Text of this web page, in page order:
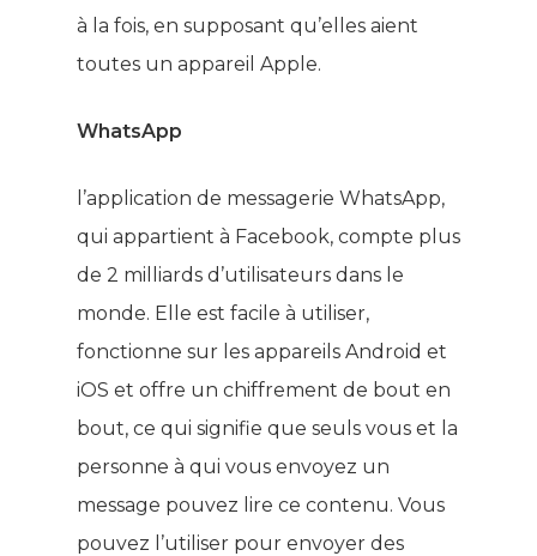
à la fois, en supposant qu’elles aient
toutes un appareil Apple.
WhatsApp
l’application de messagerie WhatsApp,
qui appartient à Facebook, compte plus
de 2 milliards d’utilisateurs dans le
monde. Elle est facile à utiliser,
fonctionne sur les appareils Android et
iOS et offre un chiffrement de bout en
bout, ce qui signifie que seuls vous et la
personne à qui vous envoyez un
message pouvez lire ce contenu. Vous
pouvez l’utiliser pour envoyer des